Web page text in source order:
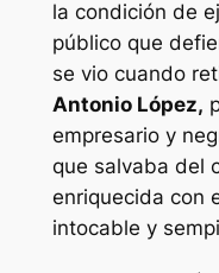
la condición de
público que
se vio cuando
Antonio López,
empresario y
que salvaba del
enriquecida con
intocable y